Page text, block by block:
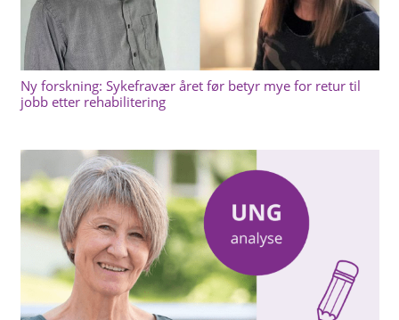
Ny forskning: Sykefravær året før betyr mye for retur til
jobb etter rehabilitering